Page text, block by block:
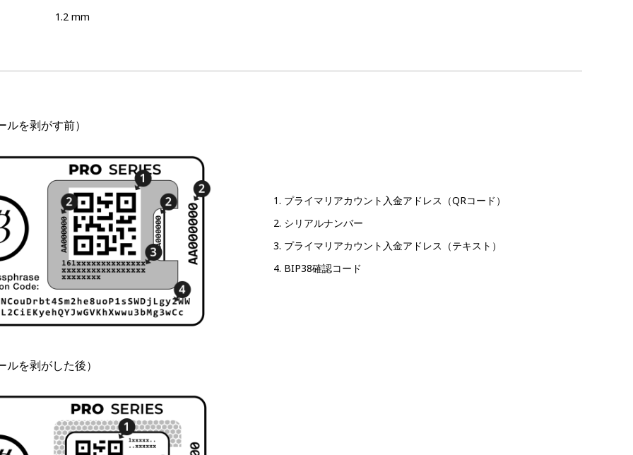
1.2 mm
を剥がす前）
プライマリアカウント入金アドレス（QRコード）
シリアルナンバー
プライマリアカウント入金アドレス（テキスト）
BIP38確認コード
を剥がした後）